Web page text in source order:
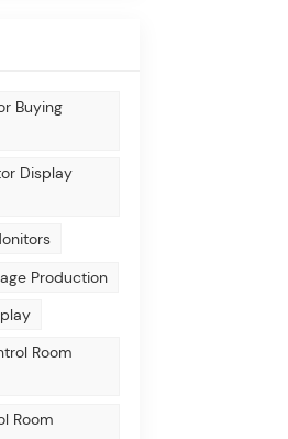
Buying
Display
Production
Room
Room